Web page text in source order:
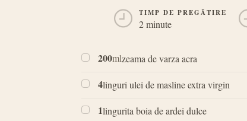
TIMP DE PREGĂTIRE
2 minute
200mlzeama de varza acra
4linguri ulei de masline extra virgin
1lingurita boia de ardei dulce